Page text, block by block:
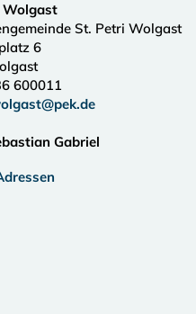
St. Petri Wolgast
6
600011
Gabriel